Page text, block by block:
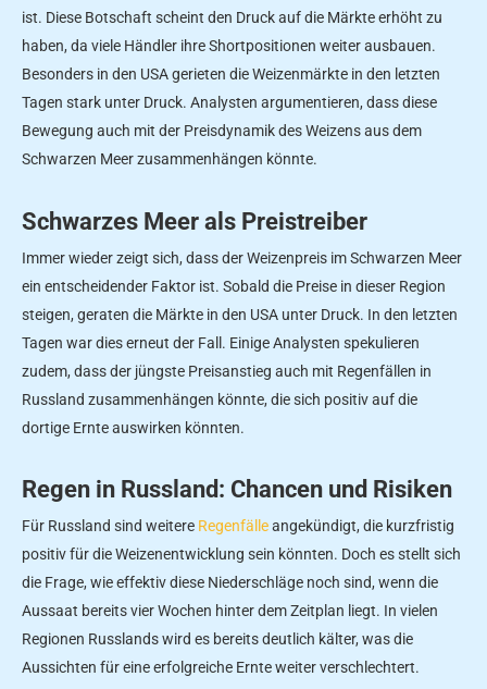
ist. Diese Botschaft scheint den Druck auf die Märkte erhöht zu
haben, da viele Händler ihre Shortpositionen weiter ausbauen.
Besonders in den USA gerieten die Weizenmärkte in den letzten
Tagen stark unter Druck. Analysten argumentieren, dass diese
Bewegung auch mit der Preisdynamik des Weizens aus dem
Schwarzen Meer zusammenhängen könnte.
Schwarzes Meer als Preistreiber
Immer wieder zeigt sich, dass der Weizenpreis im Schwarzen Meer
ein entscheidender Faktor ist. Sobald die Preise in dieser Region
steigen, geraten die Märkte in den USA unter Druck. In den letzten
Tagen war dies erneut der Fall. Einige Analysten spekulieren
zudem, dass der jüngste Preisanstieg auch mit Regenfällen in
Russland zusammenhängen könnte, die sich positiv auf die
dortige Ernte auswirken könnten.
Regen in Russland: Chancen und Risiken
Für Russland sind weitere Regenfälleangekündigt, die kurzfristig
positiv für die Weizenentwicklung sein könnten. Doch es stellt sich
die Frage, wie effektiv diese Niederschläge noch sind, wenn die
Aussaat bereits vier Wochen hinter dem Zeitplan liegt. In vielen
Regionen Russlands wird es bereits deutlich kälter, was die
Aussichten für eine erfolgreiche Ernte weiter verschlechtert.